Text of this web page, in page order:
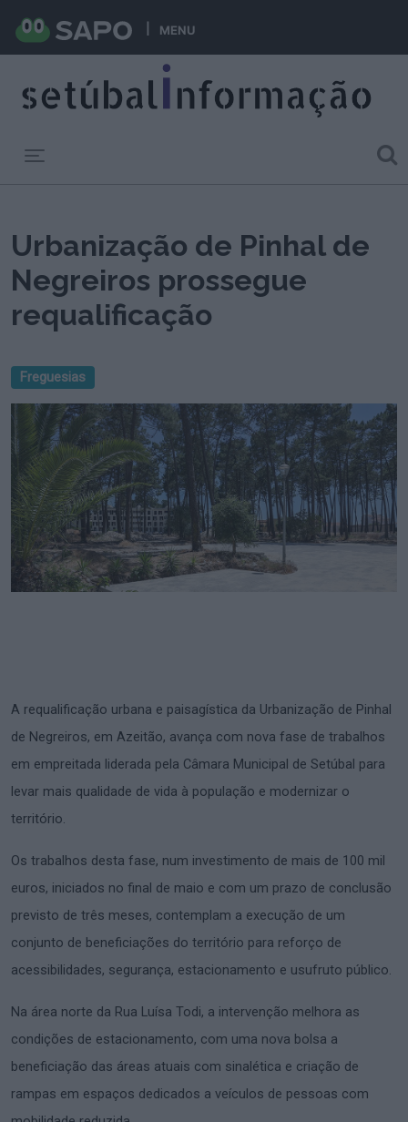
MENU
Urbanização de Pinhal de
Negreiros prossegue
requalificação
Freguesias
A requalificação urbana e paisagística da Urbanização de Pinhal
de Negreiros, em Azeitão, avança com nova fase de trabalhos
em empreitada liderada pela Câmara Municipal de Setúbal para
levar mais qualidade de vida à população e modernizar o
território.
Os trabalhos desta fase, num investimento de mais de 100 mil
euros, iniciados no final de maio e com um prazo de conclusão
previsto de três meses, contemplam a execução de um
conjunto de beneficiações do território para reforço de
acessibilidades, segurança, estacionamento e usufruto público.
Na área norte da Rua Luísa Todi, a intervenção melhora as
condições de estacionamento, com uma nova bolsa a
beneficiação das áreas atuais com sinalética e criação de
rampas em espaços dedicados a veículos de pessoas com